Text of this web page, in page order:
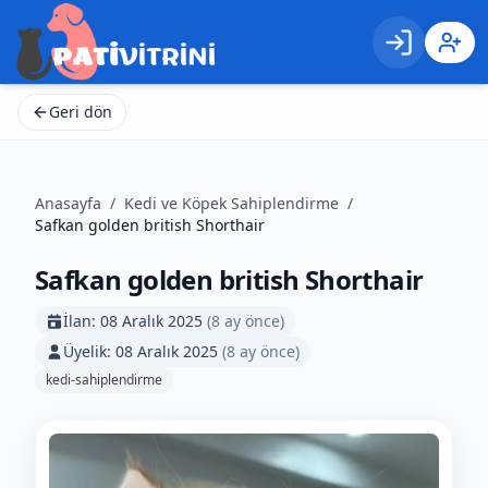
Giriş Kayıt
Geri dön
Anasayfa / Kedi ve Köpek Sahiplendirme /
Safkan golden british Shorthair
Safkan golden british Shorthair
İlan: 08 Aralık 2025 (8 ay önce)
Üyelik: 08 Aralık 2025 (8 ay önce)
kedi-sahiplendirme